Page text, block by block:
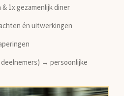
1x gezamenlijk diner
én uitwerkingen
deelnemers) → persoonlijke